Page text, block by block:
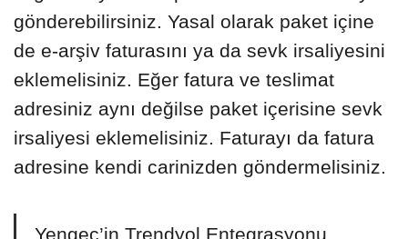
gönderebilirsiniz. Yasal olarak paket içine
de e-arşiv faturasını ya da sevk irsaliyesini
eklemelisiniz. Eğer fatura ve teslimat
adresiniz aynı değilse paket içerisine sevk
irsaliyesi eklemelisiniz. Faturayı da fatura
adresine kendi carinizden göndermelisiniz.
Yengeç’in Trendyol Entegrasyonu